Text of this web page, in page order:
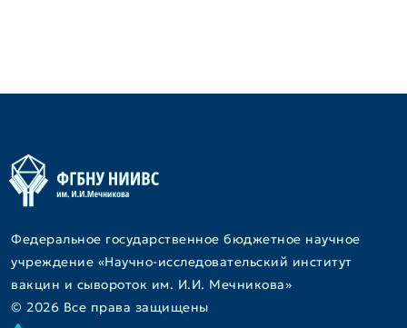
Федеральное государственное бюджетное научное
учреждение «Научно-исследовательский институт
вакцин и сывороток им. И.И. Мечникова»
© 2026 Все права защищены